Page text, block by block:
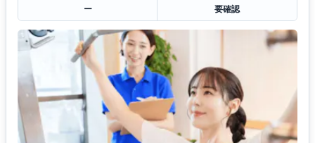
ー
要確認